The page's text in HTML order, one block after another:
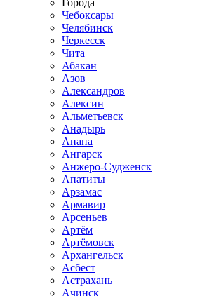
Города
Чебоксары
Челябинск
Черкесск
Чита
Абакан
Азов
Александров
Алексин
Альметьевск
Анадырь
Анапа
Ангарск
Анжеро-Судженск
Апатиты
Арзамас
Армавир
Арсеньев
Артём
Артёмовск
Архангельск
Асбест
Астрахань
Ачинск